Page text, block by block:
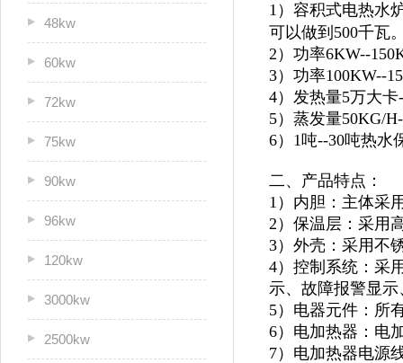
48kw
60kw
72kw
75kw
90kw
96kw
120kw
3000kw
2500kw
1）容积式电热水
可以做到500千瓦
2）功率6KW--
3）功率100KW--
4）发热量5万大
5）蒸发量50KG/
6）1吨--30吨热水
二、产品特点：
1）内胆：主体采
2）保温层：采用
3）外壳：采用不
4）控制系统：采
示、故障报警显
5）电器元件：所
6）电加热器：电
7）电加热器电源